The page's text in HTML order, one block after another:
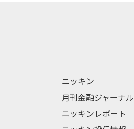
ニッキン
月刊金融ジャーナル
ニッキンレポート